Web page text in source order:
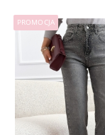
PROMOCJA